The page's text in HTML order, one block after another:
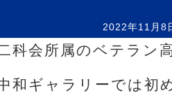
2022年11月8
科会所属のベテラン
和ギャラリーでは初